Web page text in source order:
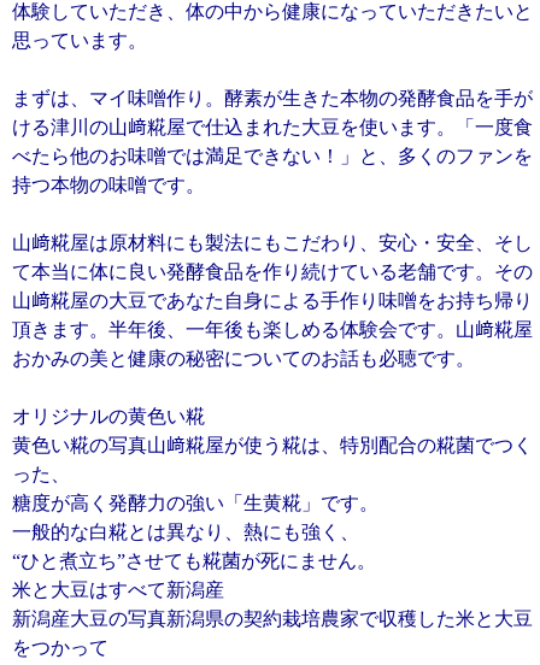
体験していただき、体の中から健康になっていただきたいと
思っています。
まずは、マイ味噌作り。酵素が生きた本物の発酵食品を手が
ける津川の山﨑糀屋で仕込まれた大豆を使います。「一度食
べたら他のお味噌では満足できない！」と、多くのファンを
持つ本物の味噌です。
山﨑糀屋は原材料にも製法にもこだわり、安心・安全、そし
て本当に体に良い発酵食品を作り続けている老舗です。その
山﨑糀屋の大豆であなた自身による手作り味噌をお持ち帰り
頂きます。半年後、一年後も楽しめる体験会です。山﨑糀屋
おかみの美と健康の秘密についてのお話も必聴です。
オリジナルの黄色い糀
黄色い糀の写真山﨑糀屋が使う糀は、特別配合の糀菌でつく
った、
糖度が高く発酵力の強い「生黄糀」です。
一般的な白糀とは異なり、熱にも強く、
“ひと煮立ち”させても糀菌が死にません。
米と大豆はすべて新潟産
新潟産大豆の写真新潟県の契約栽培農家で収穫した米と大豆
をつかって